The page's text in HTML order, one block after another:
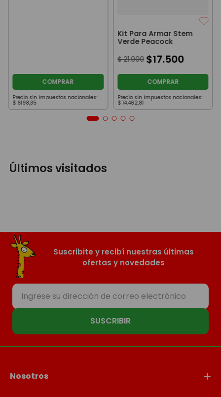
COMPRAR
Precio sin impuestos nacionales:
$ 6198,35
Kit Para Armar Stem
Verde Peacock
$ 21.900 $17.500
COMPRAR
Precio sin impuestos nacionales:
$ 14.462,81
Últimos visitados
Suscribite y recibí nuestras últimas
ofertas y novedades
SUSCRIBIR
Nosotros